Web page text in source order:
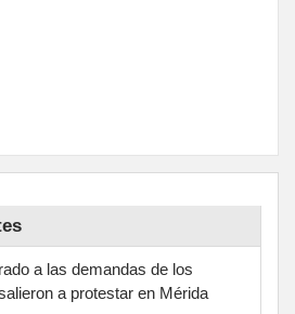
a las demandas de los
a protestar en Mérida